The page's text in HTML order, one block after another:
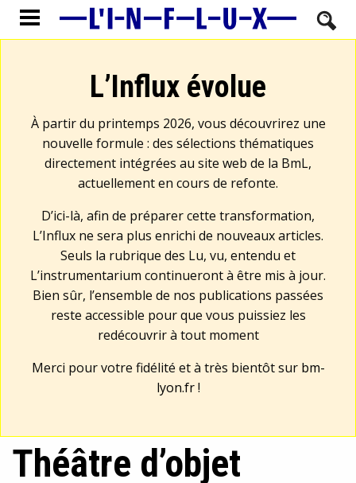
L’Influx évolue
À partir du printemps 2026, vous découvrirez une
nouvelle formule : des sélections thématiques
directement intégrées au site web de la BmL,
actuellement en cours de refonte.
D’ici-là, afin de préparer cette transformation,
L’Influx ne sera plus enrichi de nouveaux articles.
Seuls la rubrique des Lu, vu, entendu et
L’instrumentarium continueront à être mis à jour.
Bien sûr, l’ensemble de nos publications passées
reste accessible pour que vous puissiez les
redécouvrir à tout moment
Merci pour votre fidélité et à très bientôt sur bm-
lyon.fr!
Théâtre d’objet